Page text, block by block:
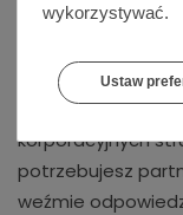
wykorzystywać.
Ustaw
językiem i
korporacyjnych
potrzebujesz
weźmie